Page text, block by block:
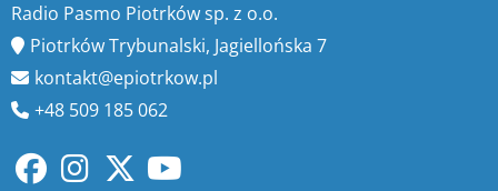
Radio Pasmo Piotrków sp. z o.o.
Piotrków Trybunalski, Jagiellońska 7
kontakt@epiotrkow.pl
+48 509 185 062